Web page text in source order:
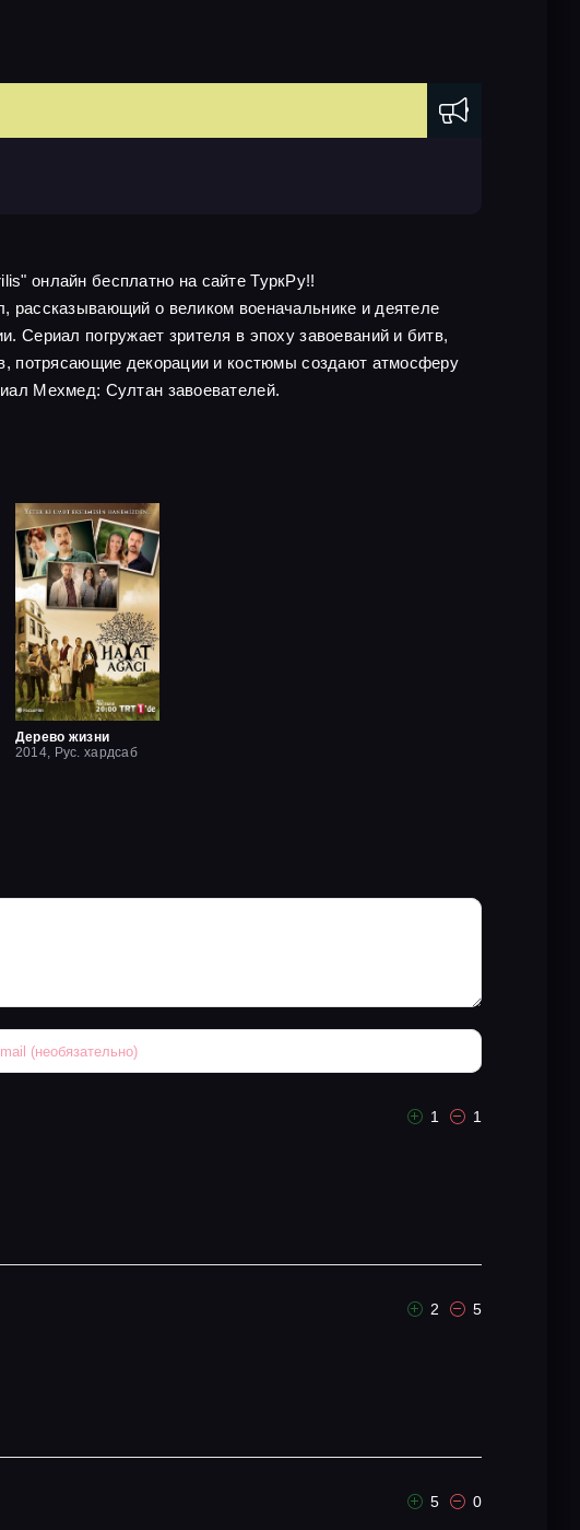
онлайн бесплатно на сайте ТуркРу!!
рассказывающий о великом военачальнике и деятеле
погружает зрителя в эпоху завоеваний и битв,
потрясающие декорации и костюмы создают атмосферу
Мехмед: Султан завоевателей.
Дерево жизни
2014, Рус. хардсаб
1 1
2 5
5 0